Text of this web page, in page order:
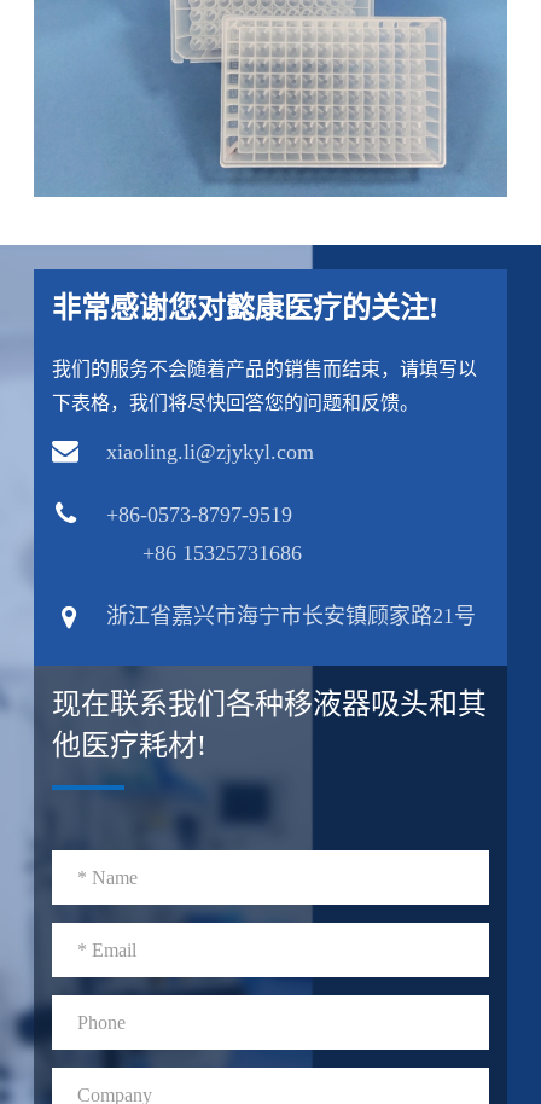
非常感谢您对懿康医疗的关注!
我们的服务不会随着产品的销售而结束，请填写以
下表格，我们将尽快回答您的问题和反馈。
xiaoling.li@zjykyl.com
+86-0573-8797-9519
+86 15325731686
浙江省嘉兴市海宁市长安镇顾家路21号
现在联系我们各种移液器吸头和其
他医疗耗材!